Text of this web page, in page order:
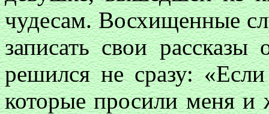
чудесам. Восхищенные
записать свои
решился не сразу:
которые просили меня и